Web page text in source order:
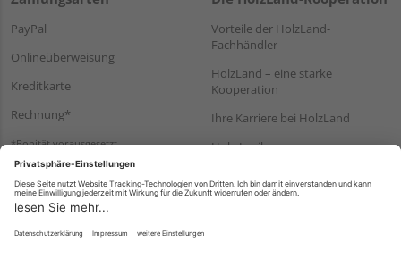
PayPal
Onlineüberweisung
Kreditkarte
Rechnung*
*Bonität vorausgesetzt
Vorteile der HolzLand-
Fachhändler
HolzLand – eine starke
Kooperation
Ihre Karriere bei HolzLand
Holz-Lexikon